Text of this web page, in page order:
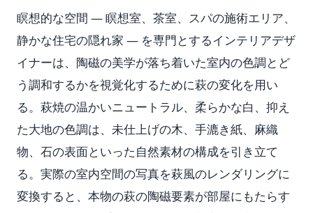
瞑想的な空間 — 瞑想室、茶室、スパの施術エリア、
静かな住宅の隠れ家 — を専門とするインテリアデザ
イナーは、陶磁の美学が落ち着いた室内の色調とど
う調和するかを視覚化するために萩の変化を用い
る。萩焼の温かいニュートラル、柔らかな白、抑え
た大地の色調は、未仕上げの木、手漉き紙、麻織
物、石の表面といった自然素材の構成を引き立て
る。実際の室内空間の写真を萩風のレンダリングに
変換すると、本物の萩の陶磁要素が部屋にもたらす